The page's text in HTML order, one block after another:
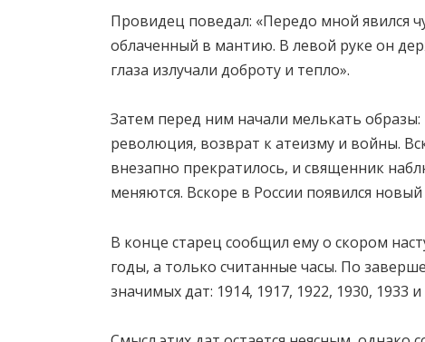
Провидец поведал: «Передо мной явился
облаченный в мантию. В левой руке он
глаза излучали доброту и тепло».
Затем перед ним начали мелькать
революция, возврат к атеизму и войны.
внезапно прекратилось, и священник
меняются. Вскоре в России появился
В конце старец сообщил ему о скором
годы, а только считанные часы. По
значимых дат: 1914, 1917, 1922, 1930, 1933 и